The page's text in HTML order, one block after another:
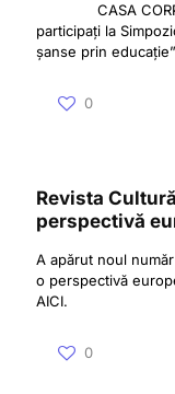
CASA
participați la
șanse prin
0
Revista
perspectivă
A apărut noul
o perspectivă
AICI.
0